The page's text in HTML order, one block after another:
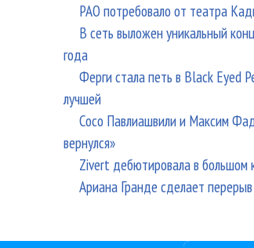
РАО потребовало от театра
В сеть выложен уникальный
года
Ферги стала петь в Black Eyed
лучшей
Сосо Павлиашвили и Максим
вернулся»
Zivert дебютировала в большом
Ариана Гранде сделает